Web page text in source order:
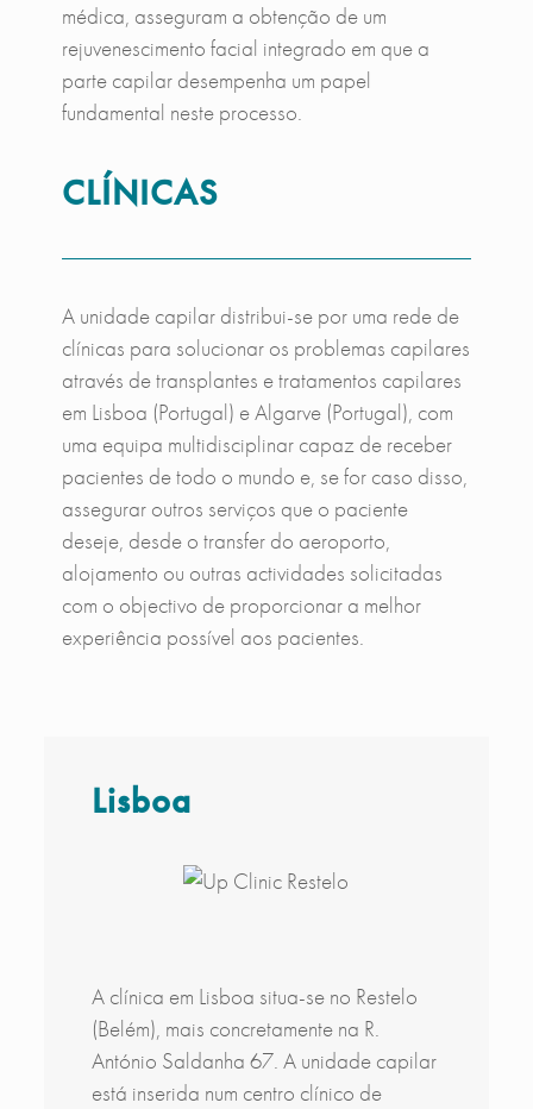
médica, asseguram a obtenção de um
rejuvenescimento facial integrado em que a
parte capilar desempenha um papel
fundamental neste processo.
CLÍNICAS
A unidade capilar distribui-se por uma rede de
clínicas para solucionar os problemas capilares
através de transplantes e tratamentos capilares
em Lisboa (Portugal) e Algarve (Portugal), com
uma equipa multidisciplinar capaz de receber
pacientes de todo o mundo e, se for caso disso,
assegurar outros serviços que o paciente
deseje, desde o transfer do aeroporto,
alojamento ou outras actividades solicitadas
com o objectivo de proporcionar a melhor
experiência possível aos pacientes.
Lisboa
A clínica em Lisboa situa-se no Restelo
(Belém), mais concretamente na R.
António Saldanha 67. A unidade capilar
está inserida num centro clínico de
Autorizo o tratamento de dados pela Up Clinic para efe
itos de comunicação dos seus serviços e produtos.